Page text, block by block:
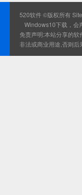
520软件 ©版权所有
Windows10下载，会
免责声明:本站分享的
非法或商业用途,否则后